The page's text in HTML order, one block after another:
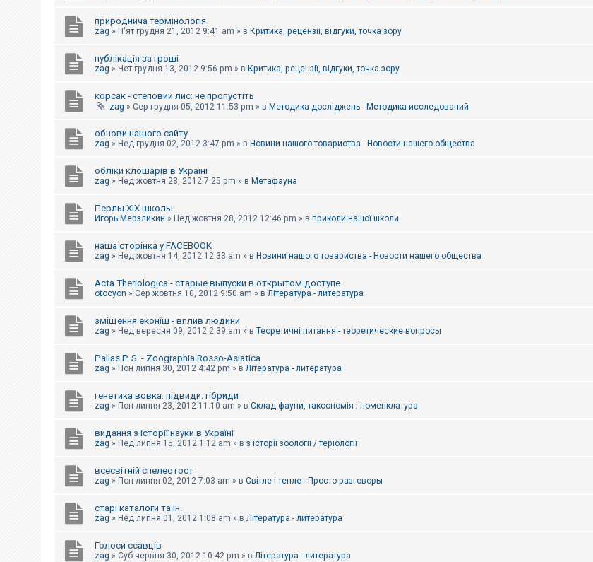
природнича термінологія
zag » П'ят грудня 21, 2012 9:41 am » в Критика, рецензії, відгуки, точка зору
публікація за гроші
zag » Чет грудня 13, 2012 9:56 pm » в Критика, рецензії, відгуки, точка зору
корсак - степовий лис: не пропустіть
zag » Сер грудня 05, 2012 11:53 pm » в Методика досліджень - Методика исследований
обнови нашого сайту
zag » Нед грудня 02, 2012 3:47 pm » в Новини нашого товариства - Новости нашего общества
обліки клошарів в Україні
zag » Нед жовтня 28, 2012 7:25 pm » в Метафауна
Перлы ХІХ школы
Игорь Мерзликин » Нед жовтня 28, 2012 12:46 pm » в приколи нашої школи
наша сторінка у FACEBOOK
zag » Нед жовтня 14, 2012 12:33 am » в Новини нашого товариства - Новости нашего общества
Acta Theriologica - старые выпуски в открытом доступе
otocyon » Сер жовтня 10, 2012 9:50 am » в Література - литература
зміщення еконіш - вплив людини
zag » Нед вересня 09, 2012 2:39 am » в Теоретичні питання - теоретические вопросы
Pallas P. S. - Zoographia Rosso-Asiatica
zag » Пон липня 30, 2012 4:42 pm » в Література - литература
генетика вовка. підвиди. гібриди
zag » Пон липня 23, 2012 11:10 am » в Склад фауни, таксономія і номенклатура
видання з історії науки в Україні
zag » Нед липня 15, 2012 1:12 am » в з історії зоології / теріології
всесвітній спелеотост
zag » Пон липня 02, 2012 7:03 am » в Світле і тепле - Просто разговоры
старі каталоги та ін.
zag » Нед липня 01, 2012 1:08 am » в Література - литература
Голоси ссавців
zag » Суб червня 30, 2012 10:42 pm » в Література - литература